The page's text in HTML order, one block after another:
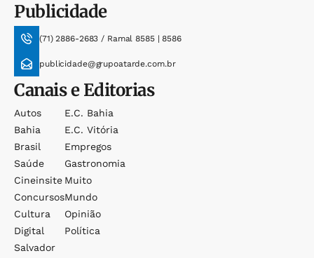
Publicidade
(71) 2886-2683 / Ramal 8585 | 8586
publicidade@grupoatarde.com.br
Canais e Editorias
Autos
Bahia
Brasil
Saúde
Cineinsite
Concursos
Cultura
Digital
Salvador
E.c. Bahia
E.c. Vitória
Empregos
Gastronomia
Muito
Mundo
Opinião
Política